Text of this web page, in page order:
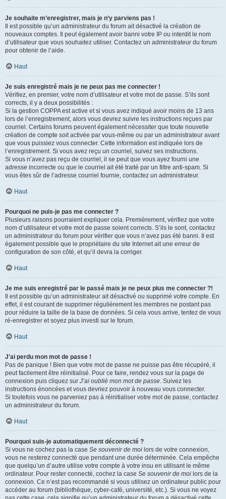
Je souhaite m’enregistrer, mais je n’y parviens pas !
Il est possible qu’un administrateur du forum ait désactivé la création de
nouveaux comptes. Il peut également avoir banni votre IP ou interdit le nom
d’utilisateur que vous souhaitez utiliser. Contactez un administrateur du forum
pour obtenir de l’aide.
Haut
Je suis enregistré mais je ne peux pas me connecter !
Vérifiez, en premier, votre nom d’utilisateur et votre mot de passe. S’ils sont
corrects, il y a deux possibilités :
Si la gestion COPPA est active et si vous avez indiqué avoir moins de 13 ans
lors de l’enregistrement, alors vous devrez suivre les instructions reçues par
courriel. Certains forums peuvent également nécessiter que toute nouvelle
création de compte soit activée par vous-même ou par un administrateur avant
que vous puissiez vous connecter. Cette information est indiquée lors de
l’enregistrement. Si vous avez reçu un courriel, suivez ses instructions.
Si vous n’avez pas reçu de courriel, il se peut que vous ayez fourni une
adresse incorrecte ou que le courriel ait été traité par un filtre anti-spam. Si
vous êtes sûr de l’adresse courriel fournie, contactez un administrateur.
Haut
Pourquoi ne puis-je pas me connecter ?
Plusieurs raisons pourraient expliquer cela. Premièrement, vérifiez que votre
nom d’utilisateur et votre mot de passe soient corrects. S’ils le sont, contactez
un administrateur du forum pour vérifier que vous n’avez pas été banni. Il est
également possible que le propriétaire du site Internet ait une erreur de
configuration de son côté, et qu’il devra la corriger.
Haut
Je me suis enregistré par le passé mais je ne peux plus me connecter ?!
Il est possible qu’un administrateur ait désactivé ou supprimé votre compte. En
effet, il est courant de supprimer régulièrement les membres ne postant pas
pour réduire la taille de la base de données. Si cela vous arrive, tentez de vous
ré-enregistrer et soyez plus investi sur le forum.
Haut
J’ai perdu mon mot de passe !
Pas de panique ! Bien que votre mot de passe ne puisse pas être récupéré, il
peut facilement être réinitialisé. Pour ce faire, rendez vous sur la page de
connexion puis cliquez sur J’ai oublié mon mot de passe. Suivez les
instructions énoncées et vous devriez pouvoir à nouveau vous connecter.
Si toutefois vous ne parveniez pas à réinitialiser votre mot de passe, contactez
un administrateur du forum.
Haut
Pourquoi suis-je automatiquement déconnecté ?
Si vous ne cochez pas la case Se souvenir de moi lors de votre connexion,
vous ne resterez connecté que pendant une durée déterminée. Cela empêche
que quelqu’un d’autre utilise votre compte à votre insu en utilisant le même
ordinateur. Pour rester connecté, cochez la case Se souvenir de moi lors de la
connexion. Ce n’est pas recommandé si vous utilisez un ordinateur public pour
accéder au forum (bibliothèque, cyber-café, université, etc.). Si vous ne voyez